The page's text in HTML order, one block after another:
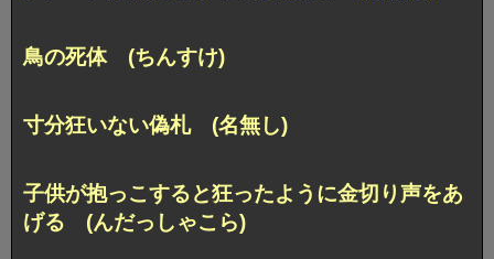
鳥の死体 (ちんすけ)
寸分狂いない偽札 (名無し)
子供が抱っこすると狂ったように金切り声をあ
げる (んだっしゃこら)